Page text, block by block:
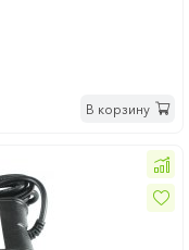
В корзину